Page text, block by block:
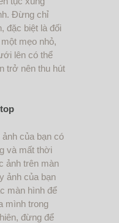
Đừng chỉ
đặc biệt là đối
mẹo nhỏ,
lên có thể
trở nên thu hút
của bạn có
và mất thời
ảnh trên màn
ảnh của bạn
màn hình để
mình trong
đừng để